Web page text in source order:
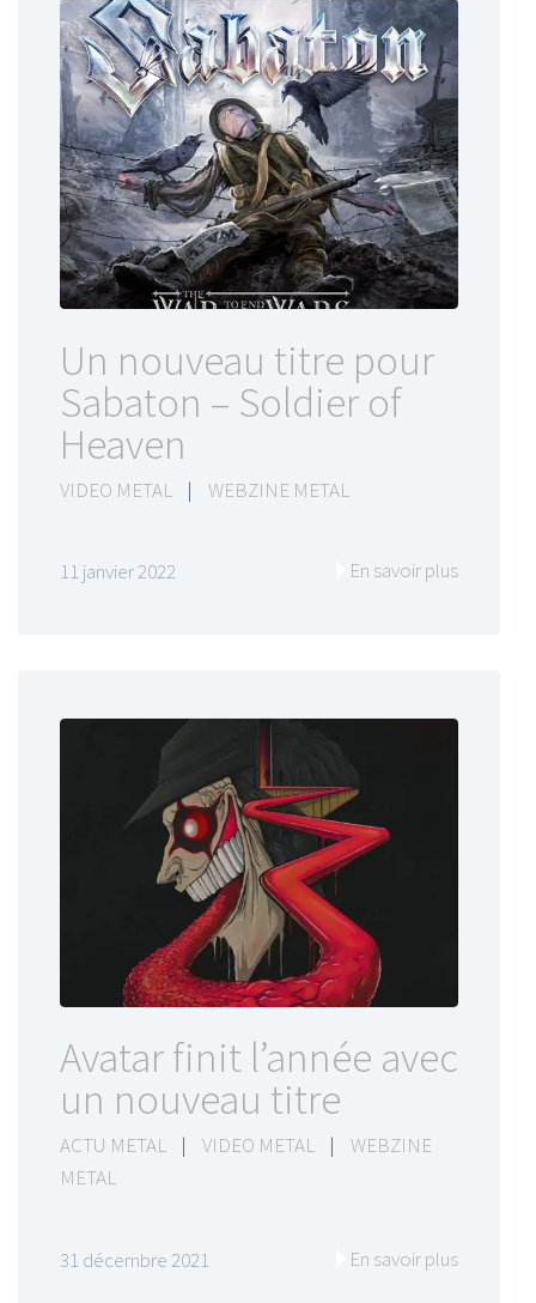
Un nouveau titre pour
Sabaton – Soldier of
Heaven
VIDEO METAL | WEBZINE METAL
11 janvier 2022 En savoir plus
Avatar finit l’année avec
un nouveau titre
ACTU METAL | VIDEO METAL |
WEBZINE
METAL
31 décembre 2021 En savoir plus